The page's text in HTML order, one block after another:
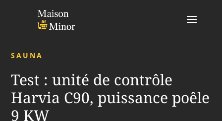
SAUNA
Test : unité de contrôle
Harvia C90, puissance poêle
9 KW